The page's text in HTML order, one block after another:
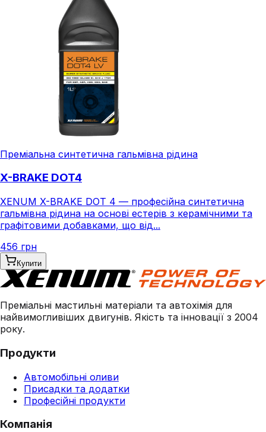
Преміальна синтетична гальмівна рідина
X-BRAKE DOT4
XENUM X-BRAKE DOT 4 — професійна синтетична
гальмівна рідина на основі естерів з керамічними та
графітовими добавками, що від...
456 грн
Купити
Преміальні мастильні матеріали та автохімія для
найвимогливіших двигунів. Якість та інновації з 2004
року.
Продукти
Автомобільні оливи
Присадки та додатки
Професійні продукти
Компанія